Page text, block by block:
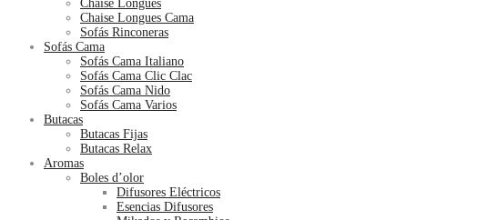
Chaise Longues
Chaise Longues Cama
Sofás Rinconeras
Sofás Cama
Sofás Cama Italiano
Sofás Cama Clic Clac
Sofás Cama Nido
Sofás Cama Varios
Butacas
Butacas Fijas
Butacas Relax
Aromas
Boles d’olor
Difusores Eléctricos
Esencias Difusores